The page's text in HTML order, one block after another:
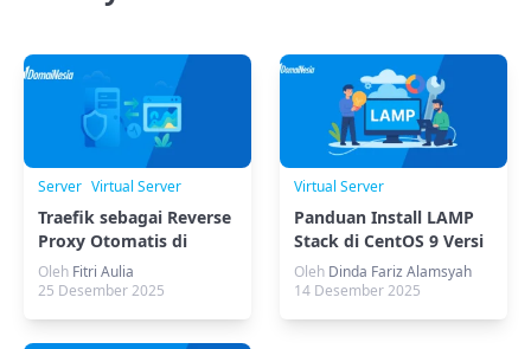
Server Virtual Server
Traefik sebagai Reverse
Proxy Otomatis di
Ubuntu
Oleh Fitri Aulia
25 Desember 2025
Virtual Server
Panduan Install LAMP
Stack di CentOS 9 Versi
Stream
Oleh Dinda Fariz Alamsyah
14 Desember 2025